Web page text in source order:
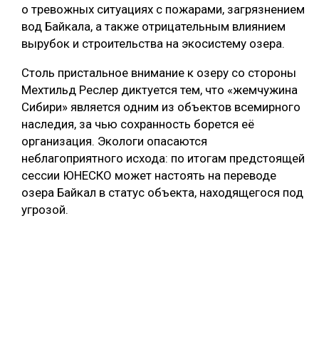
о тревожных ситуациях с пожарами, загрязнением
вод Байкала, а также отрицательным влиянием
вырубок и строительства на экосистему озера.
Столь пристальное внимание к озеру со стороны
Мехтильд Реслер диктуется тем, что «жемчужина
Сибири» является одним из объектов всемирного
наследия, за чью сохранность борется её
организация. Экологи опасаются
неблагоприятного исхода: по итогам предстоящей
сессии ЮНЕСКО может настоять на переводе
озера Байкал в статус объекта, находящегося под
угрозой.